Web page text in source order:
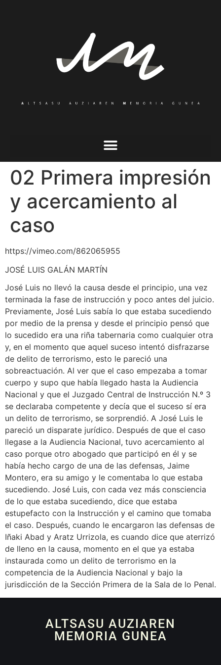
02 Primera impresión
y acercamiento al
caso
https://vimeo.com/862065955
JOSÉ LUIS GALÁN MARTÍN
José Luis no llevó la causa desde el principio, una vez
terminada la fase de instrucción y poco antes del juicio.
Previamente, José Luis sabía lo que estaba sucediendo
por medio de la prensa y desde el principio pensó que
lo sucedido era una riña tabernaria como cualquier otra
y, en el momento que aquel suceso intentó disfrazarse
de delito de terrorismo, esto le pareció una
sobreactuación. Al ver que el caso empezaba a tomar
cuerpo y supo que había llegado hasta la Audiencia
Nacional y que el Juzgado Central de Instrucción N.º 3
se declaraba competente y decía que el suceso sí era
un delito de terrorismo, se sorprendió. A José Luis le
pareció un disparate jurídico. Después de que el caso
llegase a la Audiencia Nacional, tuvo acercamiento al
caso porque otro abogado que participó en él y se
había hecho cargo de una de las defensas, Jaime
Montero, era su amigo y le comentaba lo que estaba
sucediendo. José Luis, con cada vez más consciencia
de lo que estaba sucediendo, dice que estaba
estupefacto con la Instrucción y el camino que tomaba
el caso. Después, cuando le encargaron las defensas de
Iñaki Abad y Aratz Urrizola, es cuando dice que aterrizó
de lleno en la causa, momento en el que ya estaba
instaurada como un delito de terrorismo en la
competencia de la Audiencia Nacional y bajo la
jurisdicción de la Sección Primera de la Sala de lo Penal.
ALTSASU AUZIAREN
MEMORIA GUNEA